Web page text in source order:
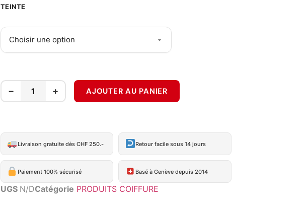
TEINTE
Choisir une option
− + AJOUTER AU PANIER
Livraison gratuite dès CHF 250.- Retour facile sous 14 jours
Paiement 100% sécurisé Basé à Genève depuis 2014
UGS N/DCatégorie PRODUITS COIFFURE